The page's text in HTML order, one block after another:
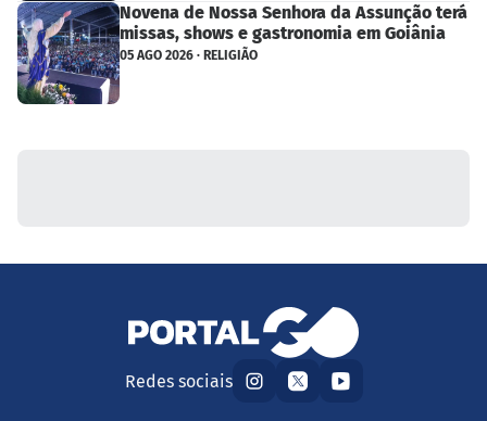
Novena de Nossa Senhora da Assunção terá
missas, shows e gastronomia em Goiânia
05 AGO 2026 · RELIGIÃO
Redes sociais